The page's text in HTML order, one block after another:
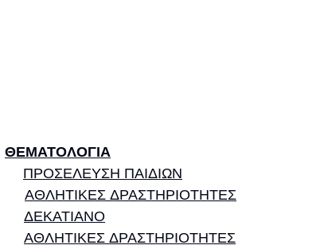
ΘΕΜΑΤΟΛΟΓΙΑ
ΠΡΟΣΕΛΕΥΣΗ ΠΑΙΔΙΩΝ
ΑΘΛΗΤΙΚΕΣ ΔΡΑΣΤΗΡΙΟΤΗΤΕΣ
ΔΕΚΑΤΙΑΝΟ
ΑΘΛΗΤΙΚΕΣ ΔΡΑΣΤΗΡΙΟΤΗΤΕΣ